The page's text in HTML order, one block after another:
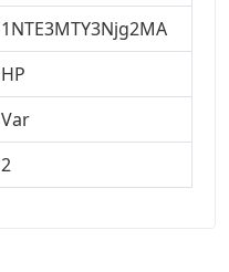
1NTE3MTY3Njg2MA
HP
Var
2